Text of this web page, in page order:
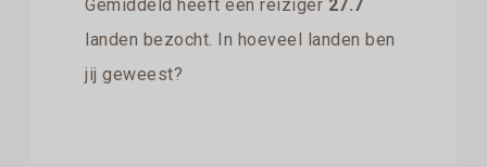
Gemiddeld heeft een reiziger 27.7
landen bezocht. In hoeveel landen ben
jij geweest?